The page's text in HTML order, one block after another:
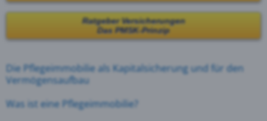
Ratgeber Versicherungen
Das PMSK-Prinzip
Die Pflegeimmobilie als Kapitalsicherung und für den
Vermögensaufbau
Was ist eine Pflegeimmobilie?